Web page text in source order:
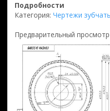
Подробности
Категория: Чертежи
Предварительный просмотр